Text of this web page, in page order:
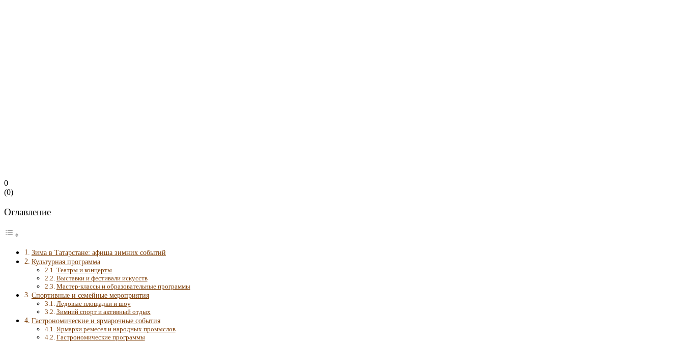
0
(0)
Оглавление
Зима в Татарстане: афиша зимних событий
Культурная программа
Театры и концерты
Выставки и фестивали искусств
Мастер-классы и образовательные программы
Спортивные и семейные мероприятия
Ледовые площадки и шоу
Зимний спорт и активный отдых
Гастрономические и ярмарочные события
Ярмарки ремесел и народных промыслов
Гастрономические программы